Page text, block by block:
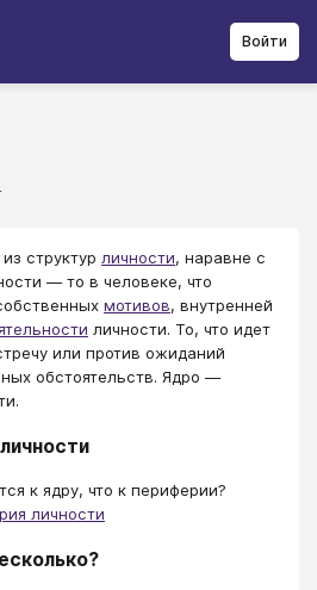
Войти
структур личности, наравне с
— то в человеке, что
мотивов, внутренней
личности. То, что идет
или против ожиданий
обстоятельств. Ядро —
к ядру, что к периферии?
личности